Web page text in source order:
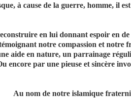
à cause de la guerre, homme, il
en lui donnant espoir en
notre compassion et notre
aide en nature, un parrainage
encore par une pieuse et sincère
Au nom de notre islamique